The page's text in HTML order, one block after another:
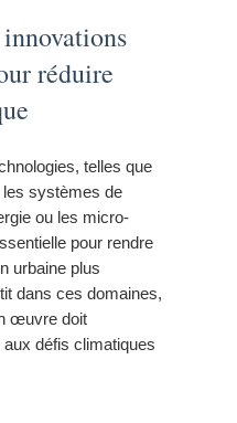
réduire
telles que
les systèmes de
ou les micro-
pour rendre
urbaine plus
dans ces domaines,
œuvre doit
aux défis climatiques